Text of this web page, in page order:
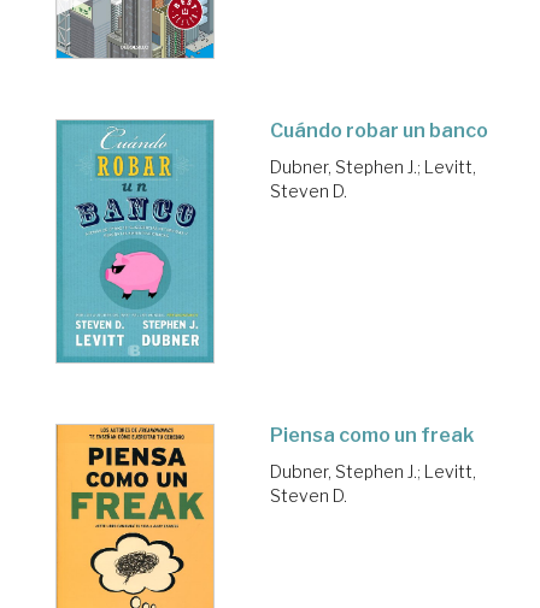
Cuándo robar un banco
Dubner, Stephen J.; Levitt,
Steven D.
Piensa como un freak
Dubner, Stephen J.; Levitt,
Steven D.